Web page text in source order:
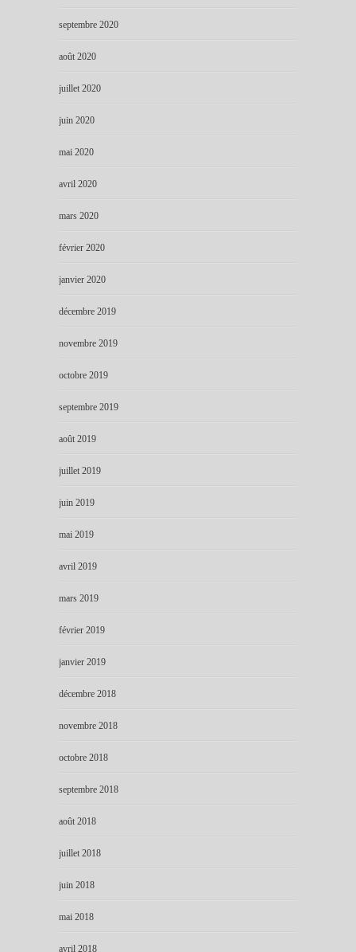
septembre 2020
août 2020
juillet 2020
juin 2020
mai 2020
avril 2020
mars 2020
février 2020
janvier 2020
décembre 2019
novembre 2019
octobre 2019
septembre 2019
août 2019
juillet 2019
juin 2019
mai 2019
avril 2019
mars 2019
février 2019
janvier 2019
décembre 2018
novembre 2018
octobre 2018
septembre 2018
août 2018
juillet 2018
juin 2018
mai 2018
avril 2018